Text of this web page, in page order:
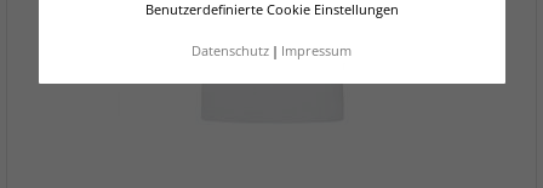
Benutzerdefinierte Cookie Einstellungen
Datenschutz Impressum